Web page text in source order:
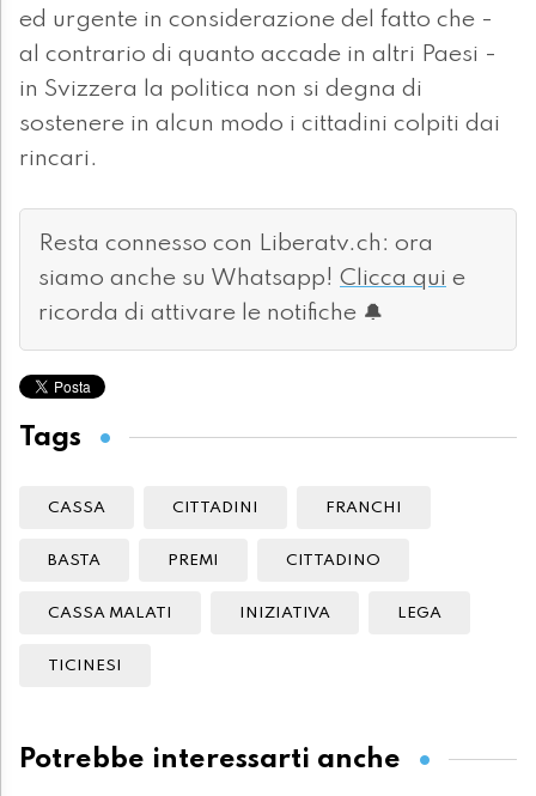
ed urgente in considerazione del fatto che -
al contrario di quanto accade in altri Paesi -
in Svizzera la politica non si degna di
sostenere in alcun modo i cittadini colpiti dai
rincari.
Resta connesso con Liberatv.ch: ora
siamo anche su Whatsapp! Clicca qui e
ricorda di attivare le notifiche 🔔
Tags
CASSA CITTADINI FRANCHI
BASTA PREMI CITTADINO
CASSA MALATI INIZIATIVA LEGA
TICINESI
Potrebbe interessarti anche